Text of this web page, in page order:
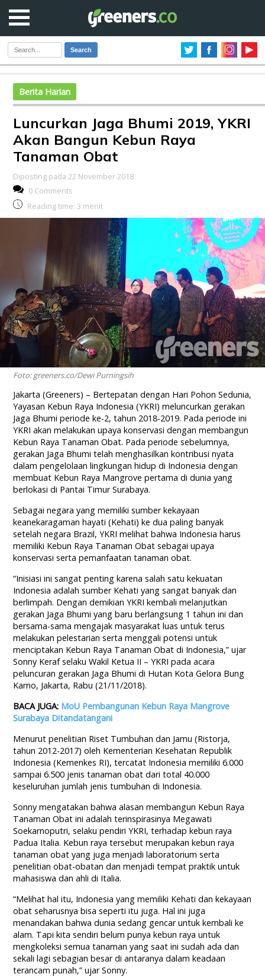
Search
Berita Harian
Luncurkan Jaga Bhumi 2019, YKRI
Akan Bangun Kebun Raya
Tanaman Obat
Diposting pada 22 November 2018
0 Comments
Reading time: 3 menit
Foto: greeners.co/Dewi Purningsih
Jakarta (Greeners) – Bertepatan dengan Hari Pohon Sedunia,
Yayasan Kebun Raya Indonesia (YKRI) meluncurkan gerakan
Jaga Bhumi periode ke-2, tahun 2018-2019. Pada periode ini
YKRI akan melakukan upaya konservasi dengan membangun
Kebun Raya Tanaman Obat. Pada periode sebelumnya,
gerakan Jaga Bhumi telah menghasilkan kontribusi nyata
dalam pengelolaan lingkungan hidup di Indonesia dengan
membuat Kebun Raya Mangrove pertama di dunia yang
berlokasi di Pantai Timur Surabaya.
Sebagai negara yang memiliki sumber kekayaan
keanekaragaman hayati (Kehati) ke dua paling banyak
setelah negara Brazil, YKRI melihat bahwa Indonesia harus
memiliki Kebun Raya Tanaman Obat sebagai upaya
konservasi serta pemanfaatan tanaman obat.
“Inisiasi ini sangat penting karena salah satu kekuatan
Indonesia adalah sumber Kehati yang sangat banyak dan
berlimpah. Dengan demikian YKRI kembali melanjutkan
gerakan Jaga Bhumi yang baru berlangsung 1 tahun ini dan
bersama-sama mengajak masyarakat luas untuk terus
melakukan pelestarian serta menggali potensi untuk
menciptakan Kebun Raya Tanaman Obat di Indonesia,” ujar
Sonny Keraf selaku Wakil Ketua II – YKRI pada acara
peluncuran gerakan Jaga Bhumi di Hutan Kota Gelora Bung
Karno, Jakarta, Rabu (21/11/2018).
BACA JUGA: MoU Pembangunan Kebun Raya Mangrove
Surabaya Ditandatangani
Menurut penelitian Riset Tumbuhan dan Jamu (Ristorja,
tahun 2012-2017) oleh Kementerian Kesehatan Republik
Indonesia (Kemenkes RI), tercatat Indonesia memiliki 6.000
sampai 6.500 jenis tanaman obat dari total 40.000
keseluruhan jumlah jenis tumbuhan di Indonesia.
Sonny mengatakan bahwa alasan membangun Kebun Raya
Tanaman Obat ini adalah terinspirasinya Megawati
Soekarnoputri, selaku pendiri YKRI, terhadap kebun raya
Padua Italia. Kebun raya tersebut merupakan kebun raya
tanaman obat yang juga menjadi laboratorium serta
penelitian obat-obatan dan menjadi tempat praktik untuk
mahasiswa dan ahli di Italia.
“Melihat hal itu, Indonesia yang memiliki Kehati dan kekayaan
obat seharusnya bisa seperti itu juga. Hal ini juga
menandakan bahwa dunia sedang gencar untuk kembali ke
alam. Tapi kita sendiri belum punya kebun raya untuk
mengkoleksi semua tanaman yang saat ini sudah ada dan
sekali lagi sebagian besar di antaranya dalam keadaan
terancam punah,” ujar Sonny.